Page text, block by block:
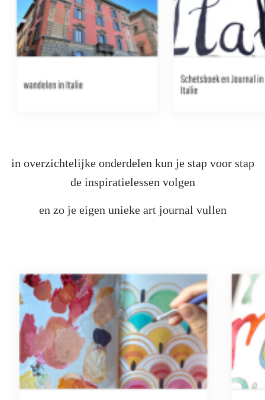
in overzichtelijke onderdelen kun je stap voor stap
de inspiratielessen volgen
en zo je eigen unieke art journal vullen